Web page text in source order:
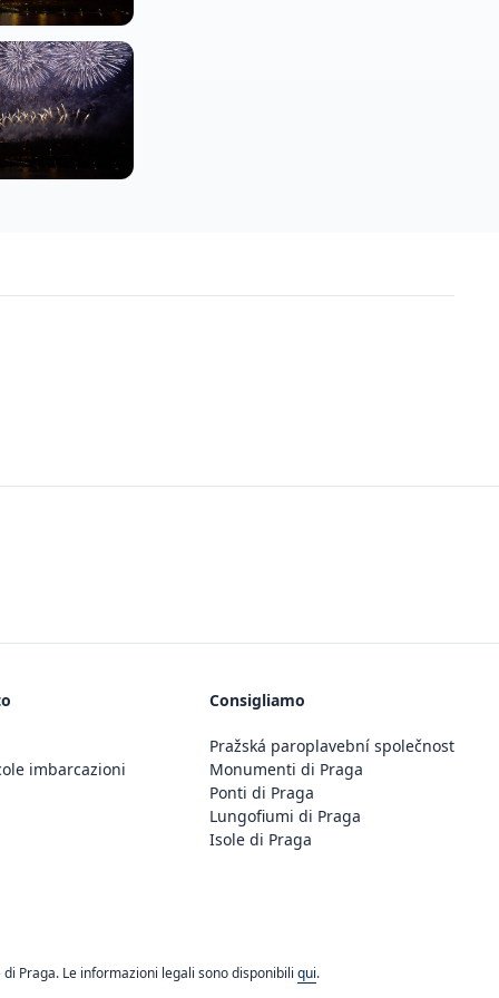
imbarcazioni
Consigliamo
Pražská paroplavební společnost
Monumenti di Praga
Ponti di Praga
Lungofiumi di Praga
Isole di Praga
Praga. Le informazioni legali sono disponibili qui.